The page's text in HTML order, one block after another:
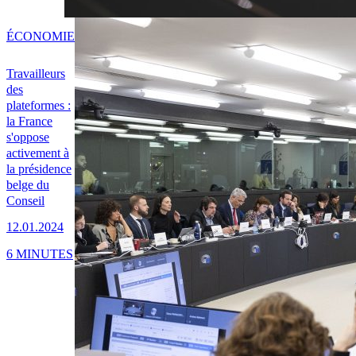
Travailleurs
des
plateformes :
la France
s'oppose
activement à
la présidence
belge du
Conseil
12.01.2024
ÉCONOMIE
6 MINUTES